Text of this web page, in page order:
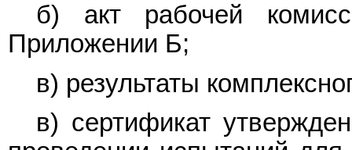
б) акт рабочей
Приложении Б;
в) результаты
в) сертификат